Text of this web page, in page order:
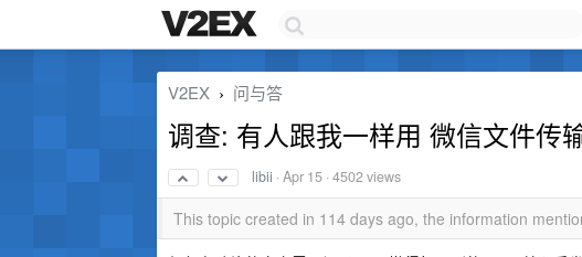
V2EX › 问与答
调查: 有人跟我一样用 微信文件传
libii ·Apr 15 · 4502 views
This topic created in 114 days ago, the information